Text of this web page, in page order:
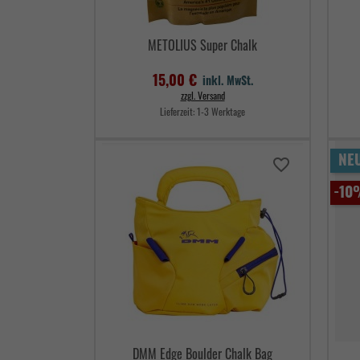
METOLIUS Super Chalk
15,00 € inkl. MwSt.
zzgl. Versand
Lieferzeit:1-3 Werktage
DMM Edge Boulder Chalk Bag
favorite_border
-